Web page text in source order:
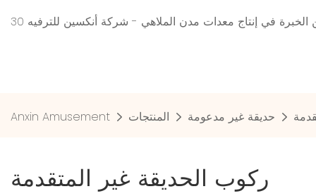
من الخبرة في إنتاج معدات مدن الملاهي - شركة أنكسين للترفيه
Anxin Amusement المنتجات حديقة غير مدعومة
ركوب الحديقة غير المتقدمة